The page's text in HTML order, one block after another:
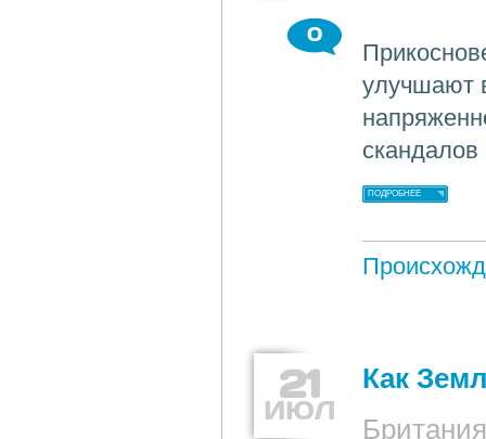
0
улучшают
скандалов
ПОДРОБНЕЕ
21
ИЮЛ
Как
Британия